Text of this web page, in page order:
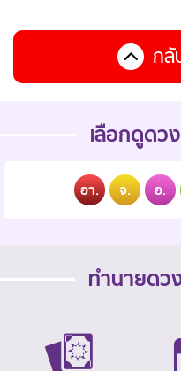
กลั
เลือกดูดว
อา. จ. อ.
ทำนายดว